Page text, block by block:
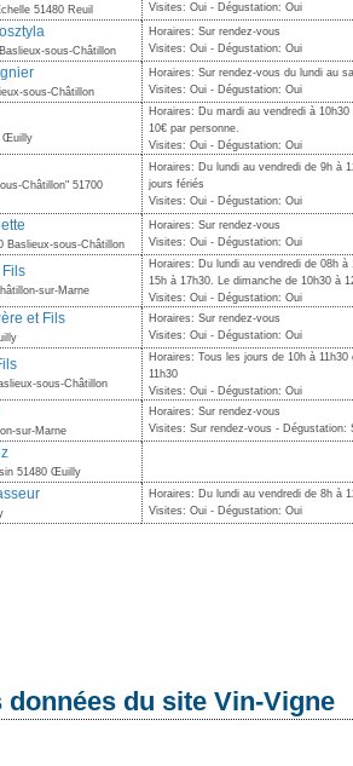
51480 Reuil
Visites: Oui - Dégustation: Oui
sous-Châtillon
Horaires: Sur rendez-vous
Visites: Oui - Dégustation: Oui
sous-Châtillon
Horaires: Sur rendez-vous du lundi au
Visites: Oui - Dégustation: Oui
Œuilly
Horaires: Du mardi au vendredi à
10€ par personne.
Visites: Oui - Dégustation: Oui
Châtillon" 51700
Horaires: Du lundi au vendredi de 9h à
jours fériés
Visites: Oui - Dégustation: Oui
Baslieux-sous-Châtillon
Horaires: Sur rendez-vous
Visites: Oui - Dégustation: Oui
sur-Marne
Horaires: Du lundi au vendredi de 08h
15h à 17h30. Le dimanche de 10h30 à
Visites: Oui - Dégustation: Oui
et Fils
Horaires: Sur rendez-vous
Visites: Oui - Dégustation: Oui
sous-Châtillon
Horaires: Tous les jours de 10h à
11h30
Visites: Oui - Dégustation: Oui
sur-Marne
Horaires: Sur rendez-vous
Visites: Sur rendez-vous - Dégustation:
51480 Œuilly
Horaires: Du lundi au vendredi de 8h à
Visites: Oui - Dégustation: Oui
données du site Vin-Vigne